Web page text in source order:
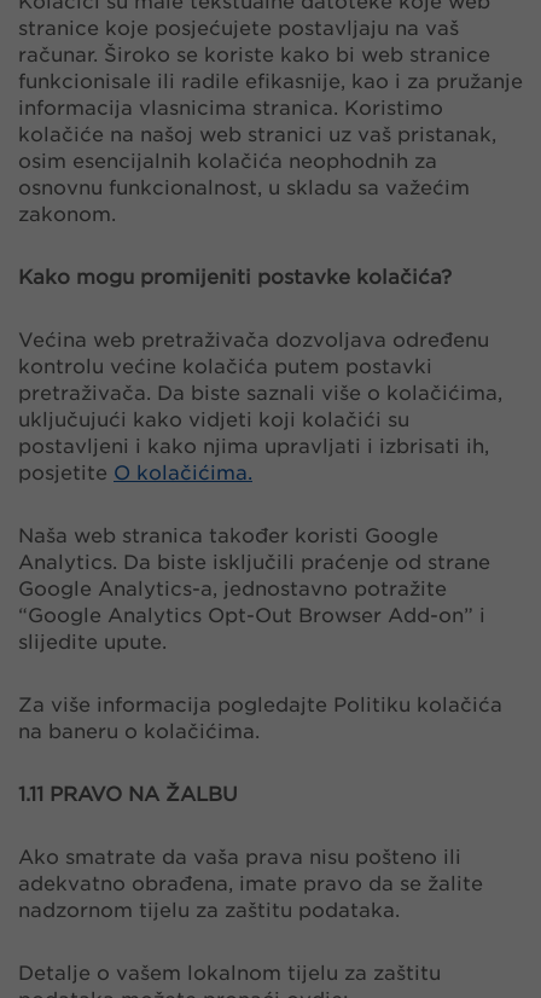
stranice koje posjećujete postavljaju na vaš
računar. Široko se koriste kako bi web stranice
funkcionisale ili radile efikasnije, kao i za pružanje
informacija vlasnicima stranica. Koristimo
kolačiće na našoj web stranici uz vaš pristanak,
osim esencijalnih kolačića neophodnih za
osnovnu funkcionalnost, u skladu sa važećim
zakonom.
Kako mogu promijeniti postavke kolačića?
Većina web pretraživača dozvoljava određenu
kontrolu većine kolačića putem postavki
pretraživača. Da biste saznali više o kolačićima,
uključujući kako vidjeti koji kolačići su
postavljeni i kako njima upravljati i izbrisati ih,
posjetite O kolačićima.
Naša web stranica također koristi Google
Analytics. Da biste isključili praćenje od strane
Google Analytics-a, jednostavno potražite
“Google Analytics Opt-Out Browser Add-on” i
slijedite upute.
Za više informacija pogledajte Politiku kolačića
na baneru o kolačićima.
​​​​​​​​​​​​​​1.11 PRAVO NA ŽALBU
Ako smatrate da vaša prava nisu pošteno ili
adekvatno obrađena, imate pravo da se žalite
nadzornom tijelu za zaštitu podataka.
Detalje o vašem lokalnom tijelu za zaštitu